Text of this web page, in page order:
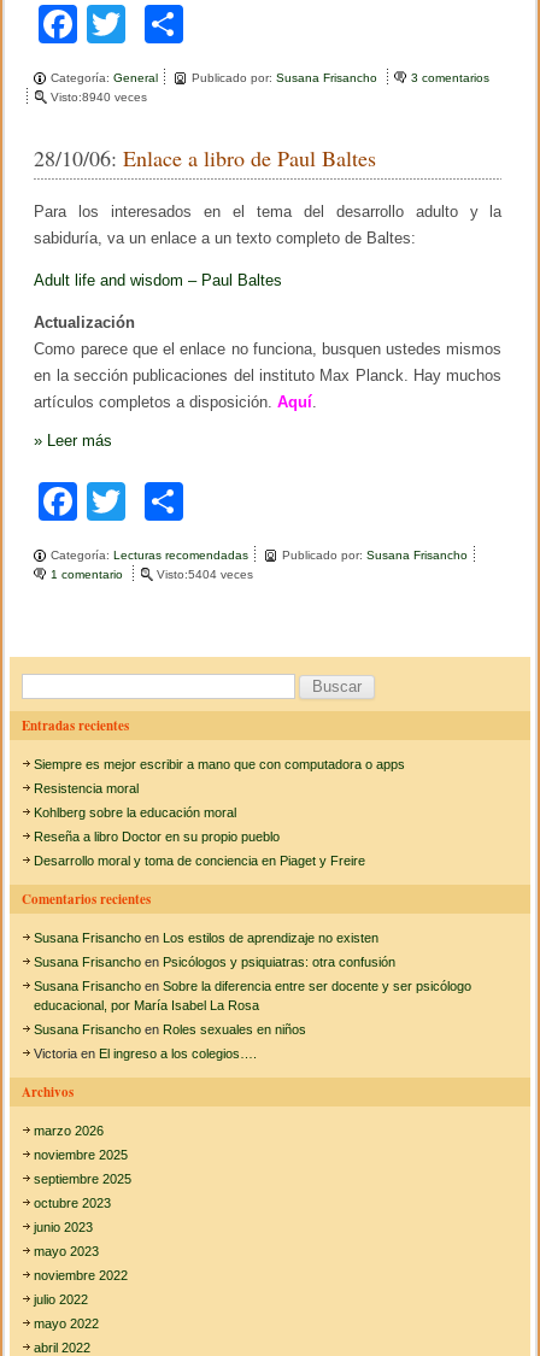
F
a
c
b
o
o
k
wi
tt
o
ar
tir
Categoría:General Publicado por:Susana Frisancho 3 comentarios
ñ
o
l
Visto:8940 veces
28/10/06:Enlace a libro de Paul Baltes
Para los interesados en el tema del desarrollo adulto y la
sabiduría, va un enlace a un texto completo de Baltes:
Adult life and wisdom – Paul Baltes
Actualización
Como parece que el enlace no funciona, busquen ustedes mismos
en la sección publicaciones del instituto Max Planck. Hay muchos
artículos completos a disposición.Aquí
» Leer más
F
a
c
b
o
o
k
tt
m
ar
tir
Categoría:Lecturas recomendadas Publicado por:Susana Frisancho
1 comentario
e
a
i
b
r
d
e
P
a
l
B
a
e
s
Visto:5404 veces
u
c
a
Entradas recientes
Siempre es mejor escribir a mano que con computadora o apps
Resistencia moral
Kohlberg sobre la educación moral
Reseña a libro Doctor en su propio pueblo
Desarrollo moral y toma de conciencia en Piaget y Freire
Comentarios recientes
Susana Frisancho enLos estilos de aprendizaje no existen
Susana Frisancho enPsicólogos y psiquiatras: otra confusión
Susana Frisancho enSobre la diferencia entre ser docente y ser psicólogo
educacional, por María Isabel La Rosa
Susana Frisancho enRoles sexuales en niños
Victoria enEl ingreso a los colegios….
Archivos
marzo 2026
noviembre 2025
septiembre 2025
octubre 2023
junio 2023
mayo 2023
noviembre 2022
julio 2022
mayo 2022
abril 2022